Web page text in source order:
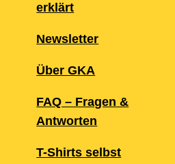
erklärt
Newsletter
Über GKA
FAQ – Fragen &
Antworten
T-Shirts selbst